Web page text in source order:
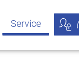
Service